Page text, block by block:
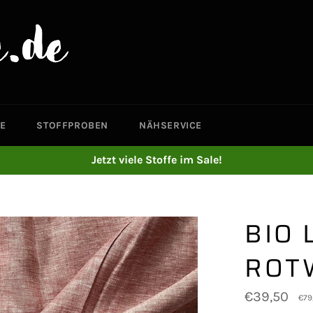
STOFFPROBEN NÄHSERVICE
Jetzt viele Stoffe im Sale!
BIO
Normaler
Preis
€39,50